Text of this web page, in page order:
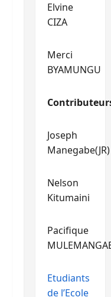
Elvine
CIZA
Merci
BYAMUNGU
Joseph
Manegabe(JR)
Nelson
Kitumaini
Pacifique
Etudiants
de l’Ecole